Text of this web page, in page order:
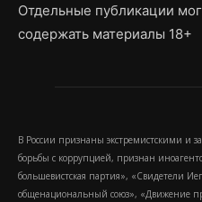
Отдельные публикации
содержать материалы 18+
В России признаны экстремистскими и
борьбы с коррупцией, признан
большевистская партия», «Свидетели
общенациональный союз», «Движение